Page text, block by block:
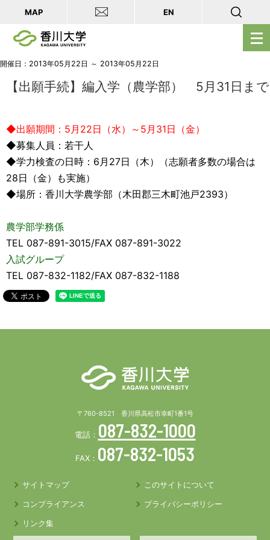
メ
ニ
ー
MAP EN
開催日：2013年05月22日 ～ 2013年05月22日
【出願手続】編入学（農学部） 5月31日まで
◆出願期間：5月22日（水）～5月31日（金）
◆募集人員：若干人
◆学力検査の日時：6月27日（木）（志願者多数の場合は
28日（金）も実施）
◆場所：香川大学農学部（木田郡三木町池戸2393）
農学部学務係
TEL 087-891-3015/FAX 087-891-3022
入試グループ
TEL 087-832-1182/FAX 087-832-1188
〒760-8521 香川県高松市幸町1番1号
電話： 087-832-1000
FAX： 087-832-1053
サイトマップ
このサイトについて
コンプライアンス
プライバシーポリシー
リンク集